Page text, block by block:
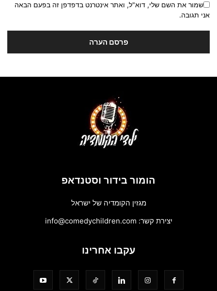
שמור את השם שלי, דוא"ל, ואתר אינטרנט בדפדפן זה בפעם הבאה
אני תגובה.
הומור בידור וסטנדאפ
מגזין הקומדיה של ישראל
יצירת קשר: info@comedychildren.com
עקבו אחרינו